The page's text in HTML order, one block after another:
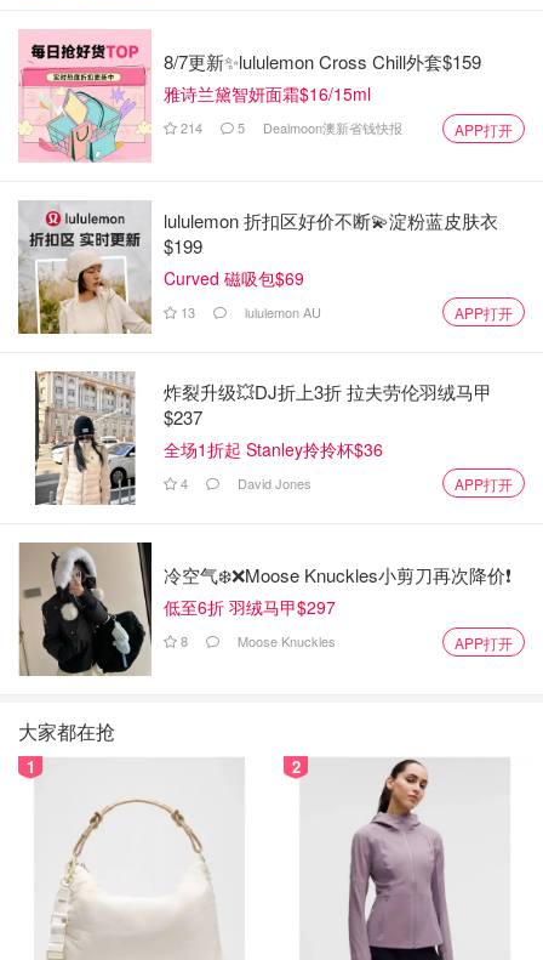
8/7更新✨lululemon Cross Chill外套$159
雅诗兰黛智妍面霜$16/15ml
214 5 Dealmoon澳新省钱快报 APP打开
lululemon 折扣区好价不断💫淀粉蓝皮肤衣
$199
Curved 磁吸包$69
13 lululemon AU APP打开
炸裂升级💥DJ折上3折 拉夫劳伦羽绒马甲
$237
全场1折起 Stanley拎拎杯$36
4 David Jones APP打开
冷空气❄️❌️Moose Knuckles小剪刀再次降价❗️
低至6折 羽绒马甲$297
8 Moose Knuckles APP打开
大家都在抢
1 2